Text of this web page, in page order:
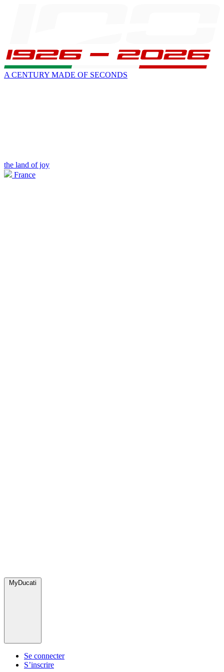
A CENTURY MADE OF SECONDS
the land of joy
France
MyDucati
Se connecter
S’inscrire